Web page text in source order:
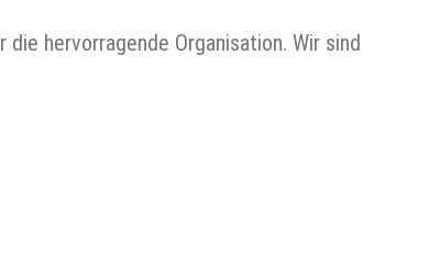
hervorragende Organisation. Wir sind